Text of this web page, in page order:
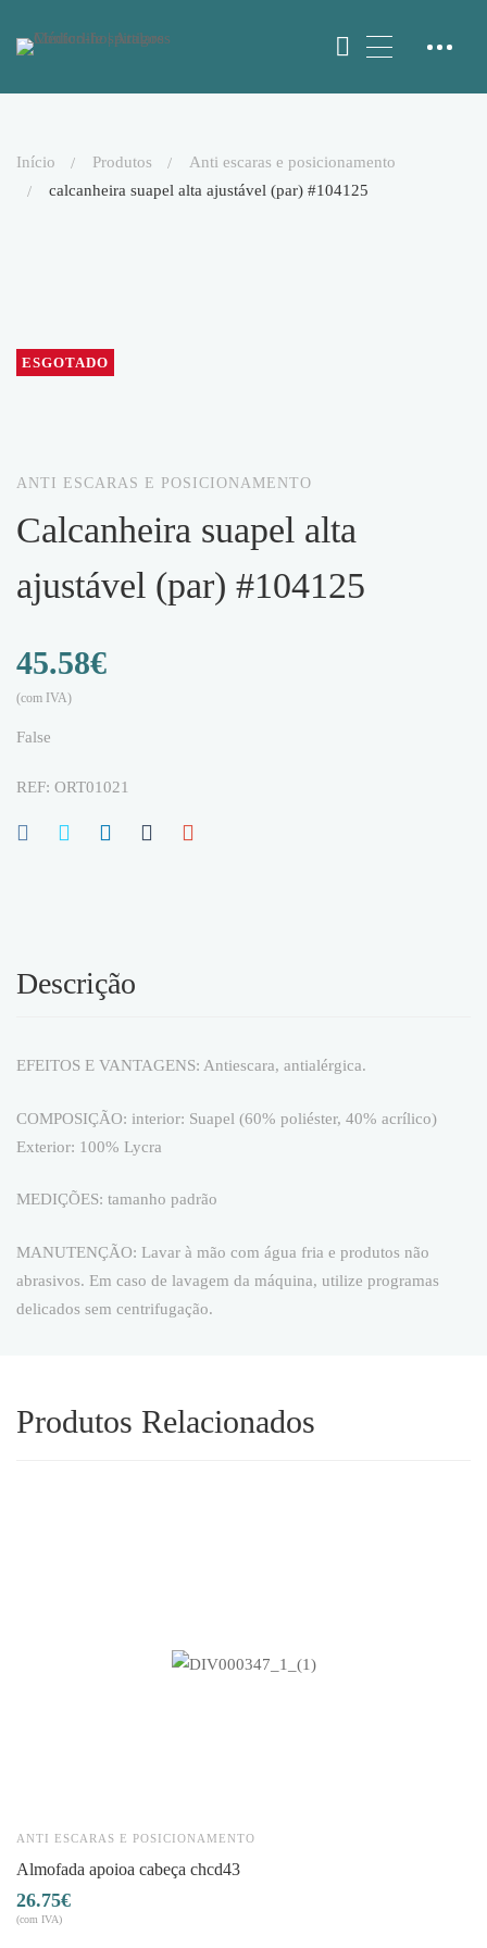
início produtos
anti escaras e posicionamento
calcanheira suapel alta ajustável (par) #104125
ESGOTADO
ANTI ESCARAS E POSICIONAMENTO
calcanheira suapel alta
ajustável (par) #104125
45.58€
(com IVA)
False
REF: ORT01021
Descrição
EFEITOS E VANTAGENS: Antiescara, antialérgica.
COMPOSIÇÃO: interior: Suapel (60% poliéster, 40% acrílico)
Exterior: 100% Lycra
MEDIÇÕES: tamanho padrão
MANUTENÇÃO: Lavar à mão com água fria e produtos não
abrasivos. Em caso de lavagem da máquina, utilize programas
delicados sem centrifugação.
Produtos Relacionados
ANTI ESCARAS E POSICIONAMENTO
almofada apoioa cabeça chcd43
26.75€
(com IVA)